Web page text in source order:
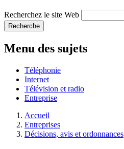
Recherchez le site Web
Recherche
Menu des sujets
Téléphonie
Internet
Télévision et radio
Entreprise
Accueil
Entreprises
Décisions, avis et ordonnances